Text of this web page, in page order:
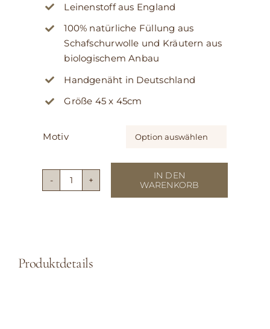
Leinenstoff aus England
100% natürliche Füllung aus
Schafschurwolle und Kräutern aus
biologischem Anbau
Handgenäht in Deutschland
Größe 45 x 45cm
Motiv
Kissen
IN DEN
WARENKORB
Produktdetails